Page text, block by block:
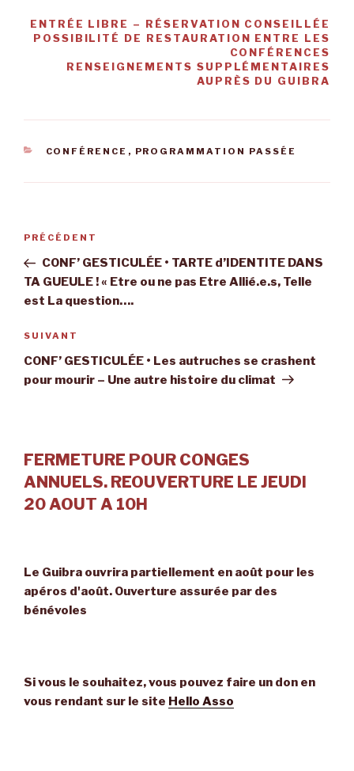
ENTRÉE LIBRE – RÉSERVATION CONSEILLÉE
POSSIBILITÉ DE RESTAURATION ENTRE LES
CONFÉRENCES
RENSEIGNEMENTS SUPPLÉMENTAIRES
AUPRÈS DU GUIBRA
CATÉGORIES
CONFÉRENCE , PROGRAMMATION PASSÉE
Navigation
l’article
Article
précédent
PRÉCÉDENT
CONF’ GESTICULÉE • TARTE d’IDENTITE DANS
TA GUEULE ! « Etre ou ne pas Etre Allié.e.s, Telle
est La question….
Article
suivant
SUIVANT
CONF’ GESTICULÉE • Les autruches se crashent
pour mourir – Une autre histoire du climat
FERMETURE POUR CONGES
ANNUELS. REOUVERTURE LE JEUDI
20 AOUT A 10H
Le Guibra ouvrira partiellement en août pour les
apéros d'août. Ouverture assurée par des
bénévoles
Si vous le souhaitez, vous pouvez faire un don en
vous rendant sur le site Hello Asso